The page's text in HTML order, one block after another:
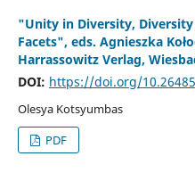
"Unity in Diversity,
Facets", eds. Agnieszka
Harrassowitz Verlag,
DOI: https://doi.org/
Olesya Kotsyumbas
PDF